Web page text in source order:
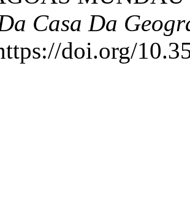
Casa Da
doi.org/